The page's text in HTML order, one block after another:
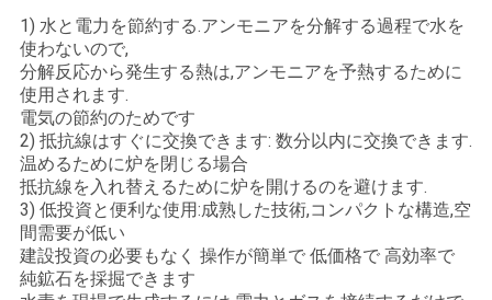
件
引
金
を
求
め
1) 水と電力を節約する.アンモニアを分解する過程で水を
使わないので,
分解反応から発生する熱は,アンモニアを予熱するために
使用されます.
電気の節約のためです
2) 抵抗線はすぐに交換できます: 数分以内に交換できます.
温めるために炉を閉じる場合
抵抗線を入れ替えるために炉を開けるのを避けます.
3) 低投資と便利な使用:成熟した技術,コンパクトな構造,空
間需要が低い
建設投資の必要もなく 操作が簡単で 低価格で 高効率で
純鉱石を採掘できます